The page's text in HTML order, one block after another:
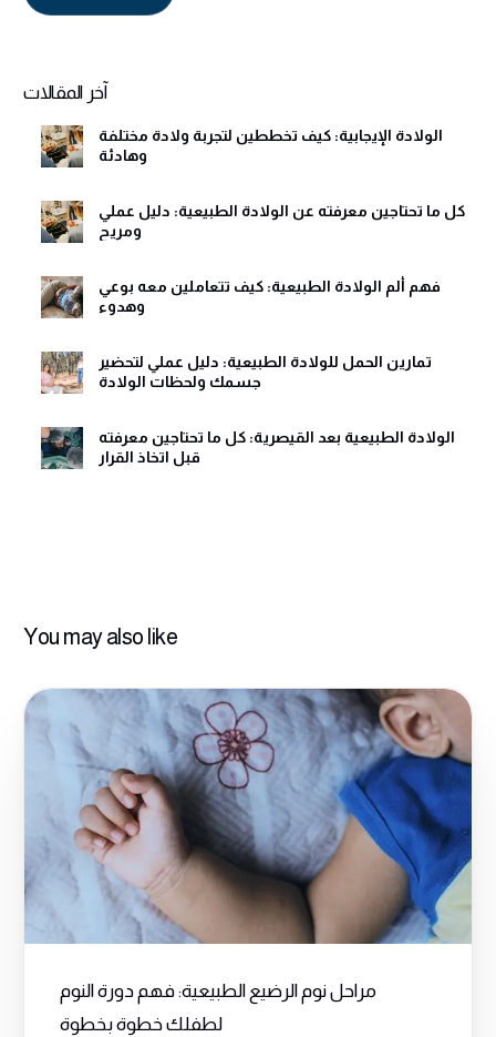
آخر المقالات
الولادة الإيجابية: كيف تخططين لتجربة ولادة مختلفة
وهادئة
كل ما تحتاجين معرفته عن الولادة الطبيعية: دليل عملي
ومريح
فهم ألم الولادة الطبيعية: كيف تتعاملين معه بوعي
وهدوء
تمارين الحمل للولادة الطبيعية: دليل عملي لتحضير
جسمك ولحظات الولادة
الولادة الطبيعية بعد القيصرية: كل ما تحتاجين معرفته
قبل اتخاذ القرار
You may also like
مراحل نوم الرضيع الطبيعية: فهم دورة النوم
لطفلك خطوة بخطوة